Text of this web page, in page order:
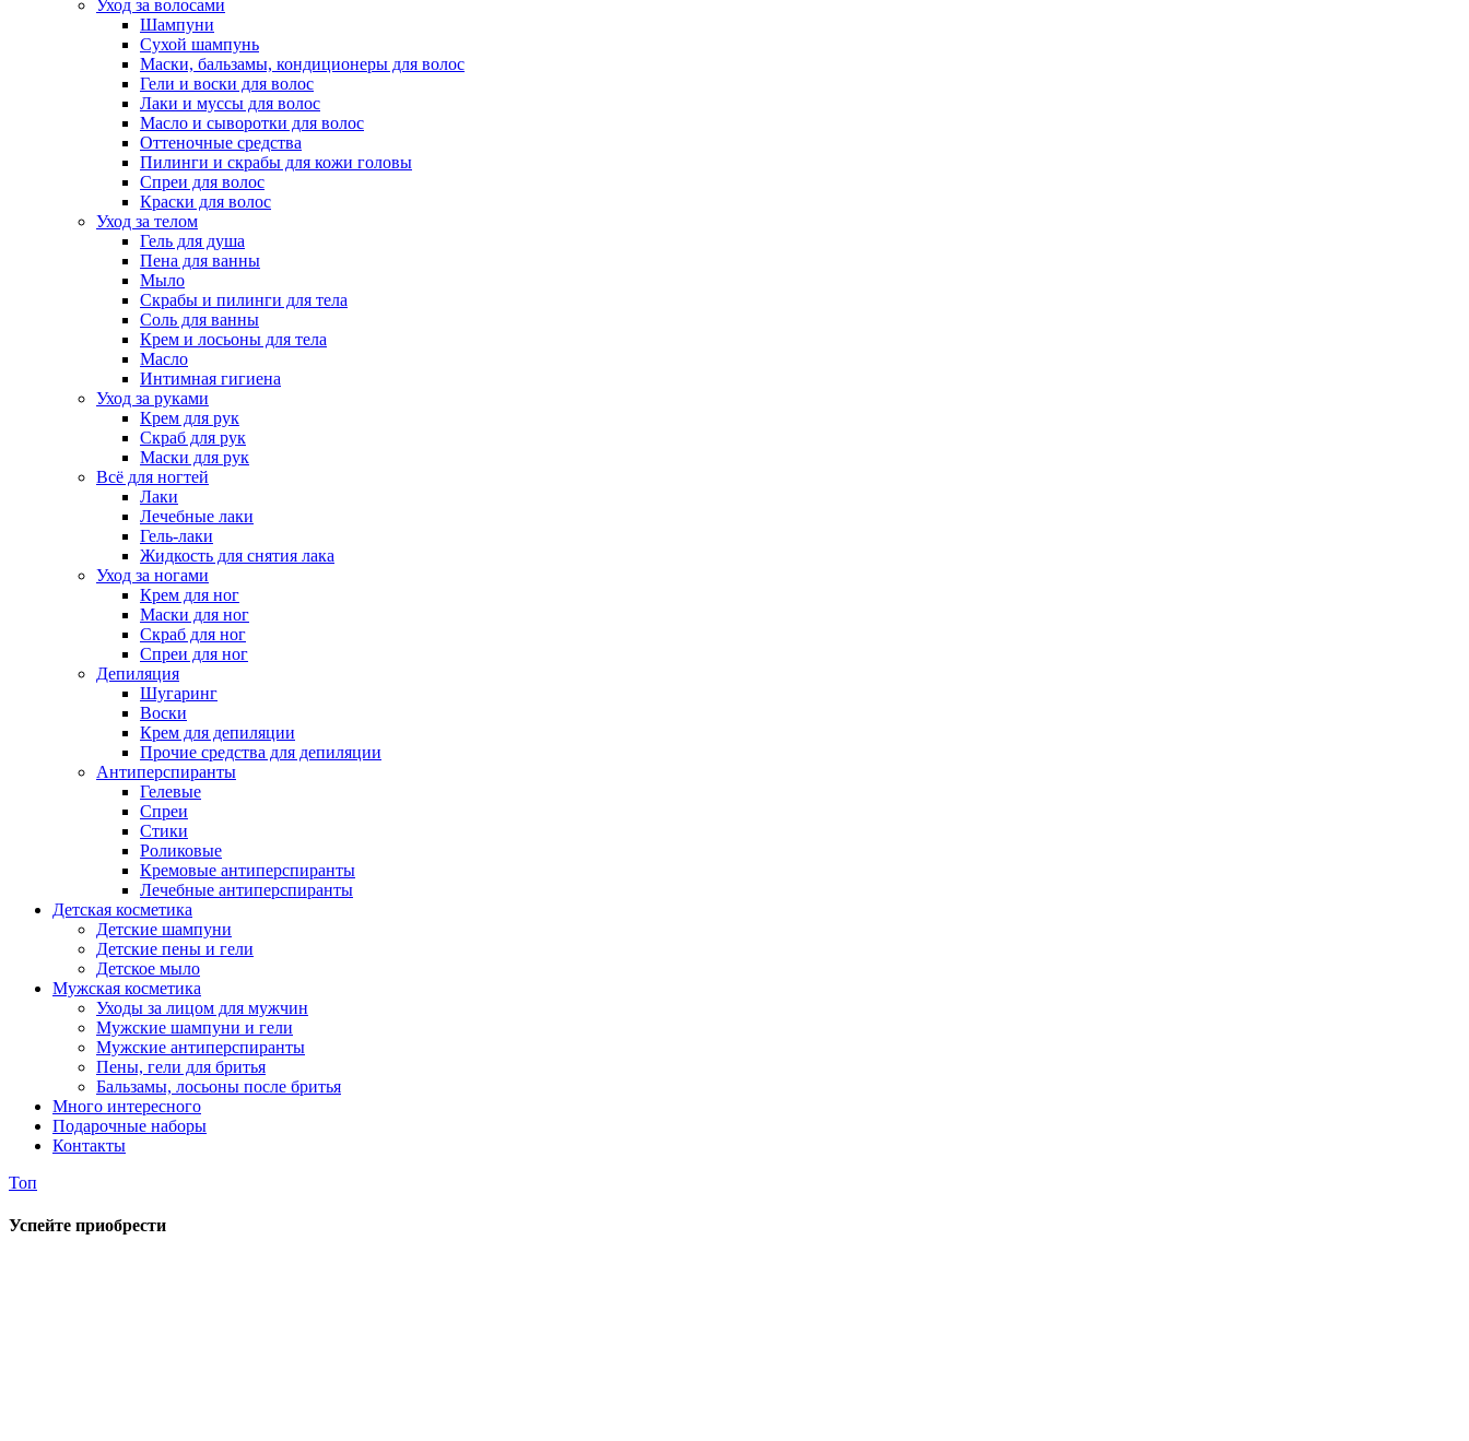
Уход за волосами
Шампуни
Сухой шампунь
Маски, бальзамы, кондиционеры для волос
Гели и воски для волос
Лаки и муссы для волос
Масло и сыворотки для волос
Оттеночные средства
Пилинги и скрабы для кожи головы
Спреи для волос
Краски для волос
Уход за телом
Гель для душа
Пена для ванны
Мыло
Скрабы и пилинги для тела
Соль для ванны
Крем и лосьоны для тела
Масло
Интимная гигиена
Уход за руками
Крем для рук
Скраб для рук
Маски для рук
Всё для ногтей
Лаки
Лечебные лаки
Гель-лаки
Жидкость для снятия лака
Уход за ногами
Крем для ног
Маски для ног
Скраб для ног
Спреи для ног
Депиляция
Шугаринг
Воски
Крем для депиляции
Прочие средства для депиляции
Антиперспиранты
Гелевые
Спреи
Стики
Роликовые
Кремовые антиперспиранты
Лечебные антиперспиранты
Детская косметика
Детские шампуни
Детские пены и гели
Детское мыло
Мужская косметика
Уходы за лицом для мужчин
Мужские шампуни и гели
Мужские антиперспиранты
Пены, гели для бритья
Бальзамы, лосьоны после бритья
Много интересного
Подарочные наборы
Контакты
Топ
Успейте приобрести